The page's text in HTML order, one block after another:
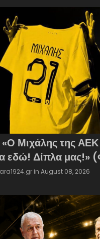
Μιχάλης της ΑΕΚ
εδώ! Δίπλα μας!»
August 08, 2026